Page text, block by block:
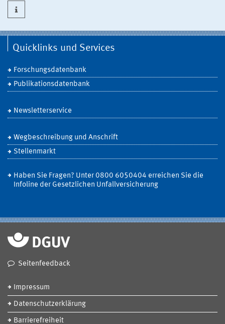
Quicklinks und Services
Forschungsdatenbank
Publikationsdatenbank
Newsletterservice
Wegbeschreibung und Anschrift
Stellenmarkt
Haben Sie Fragen? Unter 0800 6050404 erreichen Sie die
Infoline der Gesetzlichen Unfallversicherung
Seitenfeedback
Impressum
Datenschutzerklärung
Barrierefreiheit